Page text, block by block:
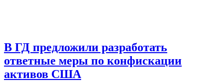
В ГД предложили разработать
ответные меры по конфискации
активов США